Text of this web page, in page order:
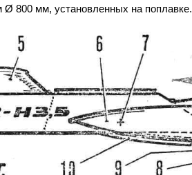
800 мм, установленных на поплавке.